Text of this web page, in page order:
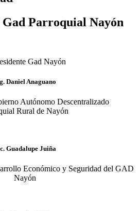
Parroquial Nayón
Daniel Anaguano
Autónomo Descentralizado
Rural de Nayón
Guadalupe Juiña
Económico y Seguridad del GAD
Nayón